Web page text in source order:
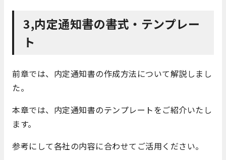
3,内定通知書の書式・テンプレー
ト
前章では、内定通知書の作成方法について解説しまし
た。
本章では、内定通知書のテンプレートをご紹介いたし
ます。
参考にして各社の内容に合わせてご活用ください。